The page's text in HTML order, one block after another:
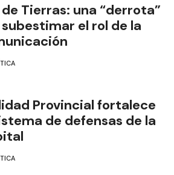
de Tierras: una “derrota”
el rol de la
Provincial fortalece
de defensas de la